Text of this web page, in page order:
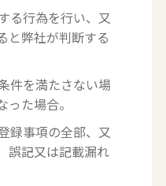
る行為を行い、又
と弊社が判断する
件を満たさない場
た場合。
録事項の全部、又
誤記又は記載漏れ